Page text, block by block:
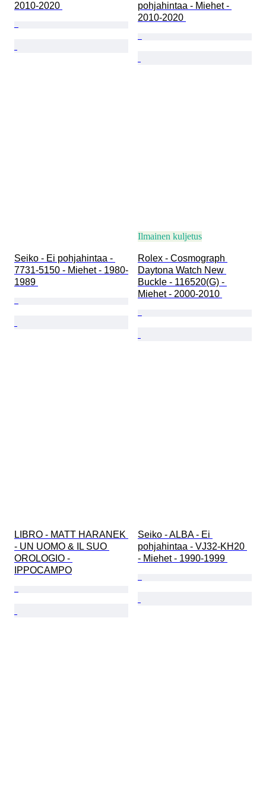
2010-2020
pohjahintaa - Miehet -
2010-2020
Seiko - Ei pohjahintaa -
7731-5150 - Miehet - 1980-
1989
Ilmainen kuljetus
Rolex - Cosmograph
Daytona Watch New
Buckle - 116520(G) -
Miehet - 2000-2010
LIBRO - MATT HARANEK
- UN UOMO & IL SUO
OROLOGIO -
IPPOCAMPO
Seiko - ALBA - Ei
pohjahintaa - VJ32-KH20
- Miehet - 1990-1999